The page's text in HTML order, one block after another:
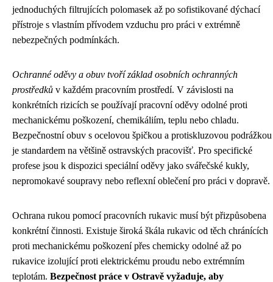
jednoduchých filtrujících polomasek až po sofistikované dýchací
přístroje s vlastním přívodem vzduchu pro práci v extrémně
nebezpečných podmínkách.
Ochranné oděvy a obuv tvoří základ osobních ochranných
prostředků v každém pracovním prostředí. V závislosti na
konkrétních rizicích se používají pracovní oděvy odolné proti
mechanickému poškození, chemikáliím, teplu nebo chladu.
Bezpečnostní obuv s ocelovou špičkou a protiskluzovou podrážkou
je standardem na většině ostravských pracovišť. Pro specifické
profese jsou k dispozici speciální oděvy jako svářečské kukly,
nepromokavé soupravy nebo reflexní oblečení pro práci v dopravě.
Ochrana rukou pomocí pracovních rukavic musí být přizpůsobena
konkrétní činnosti. Existuje široká škála rukavic od těch chránících
proti mechanickému poškození přes chemicky odolné až po
rukavice izolující proti elektrickému proudu nebo extrémním
teplotám. Bezpečnost práce v Ostravě vyžaduje, aby